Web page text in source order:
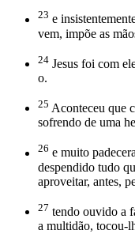
23 e
vem, impõe as
24 Jesus foi com
o.
25 Aconteceu que
sofrendo de uma
26 e muito
despendido tudo
aproveitar, antes,
27 tendo ouvido a
a multidão, tocou-